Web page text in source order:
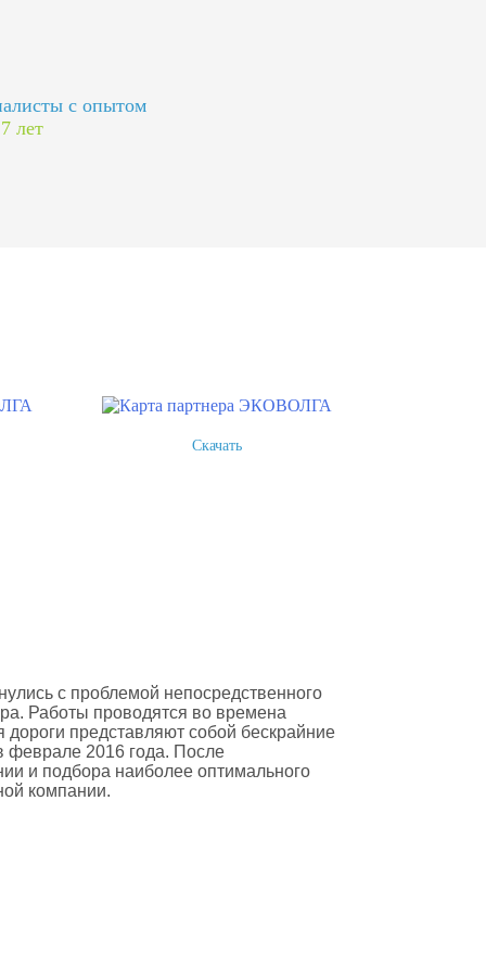
с опытом
лет
Скачать
с проблемой непосредственного
Работы проводятся во времена
дороги представляют собой бескрайние
феврале 2016 года. После
и подбора наиболее оптимального
компании.